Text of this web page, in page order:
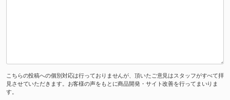
こちらの投稿への個別対応は行っておりませんが、頂いたご意見はスタッフがすべて拝
見させていただきます。お客様の声をもとに商品開発・サイト改善を行ってまいりま
す。